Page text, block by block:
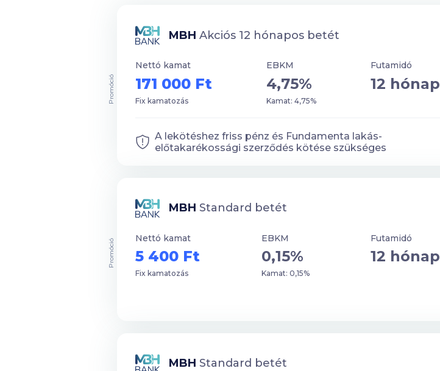
MBH Akciós 12 hónapos betét
Nettó kamat
171 000 Ft
Fix kamatozás
EBKM
4,75%
Kamat: 4,75%
Futamidó
12 hónap
A lekötéshez friss pénz és Fundamenta lakás-
előtakarékossági szerződés kötése szükséges
Promóció
MBH Standard betét
Nettó kamat
5 400 Ft
Fix kamatozás
EBKM
0,15%
Kamat: 0,15%
Futamidó
12 hónap
Promóció
MBH Standard betét